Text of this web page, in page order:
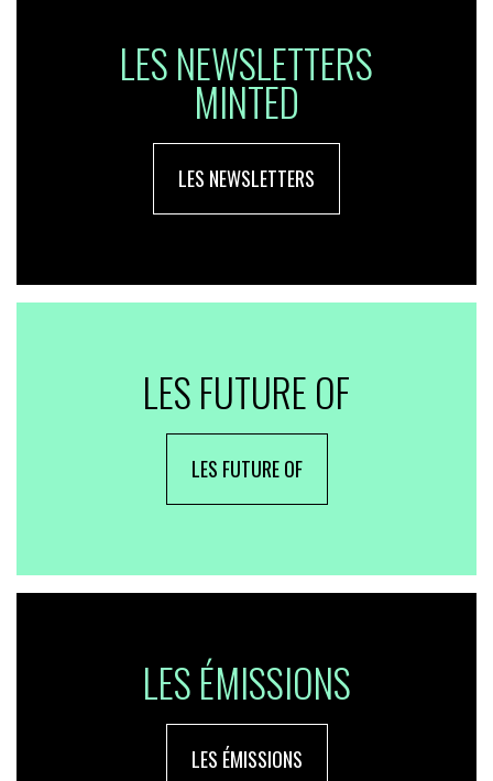
LES NEWSLETTERS
MINTED
LES NEWSLETTERS
LES FUTURE OF
LES FUTURE OF
LES ÉMISSIONS
LES ÉMISSIONS